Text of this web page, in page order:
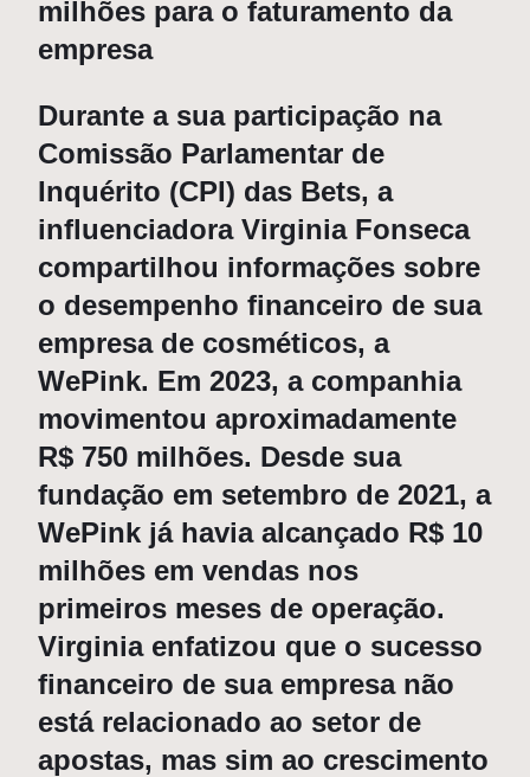
milhões para o faturamento da
empresa
Durante a sua participação na
Comissão Parlamentar de
Inquérito (CPI) das Bets, a
influenciadora Virginia Fonseca
compartilhou informações sobre
o desempenho financeiro de sua
empresa de cosméticos, a
WePink. Em 2023, a companhia
movimentou aproximadamente
R$ 750 milhões. Desde sua
fundação em setembro de 2021, a
WePink já havia alcançado R$ 10
milhões em vendas nos
primeiros meses de operação.
Virginia enfatizou que o sucesso
financeiro de sua empresa não
está relacionado ao setor de
apostas, mas sim ao crescimento